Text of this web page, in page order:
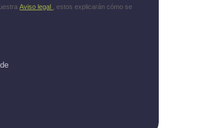
Aviso legal
, estos explicarán cómo se